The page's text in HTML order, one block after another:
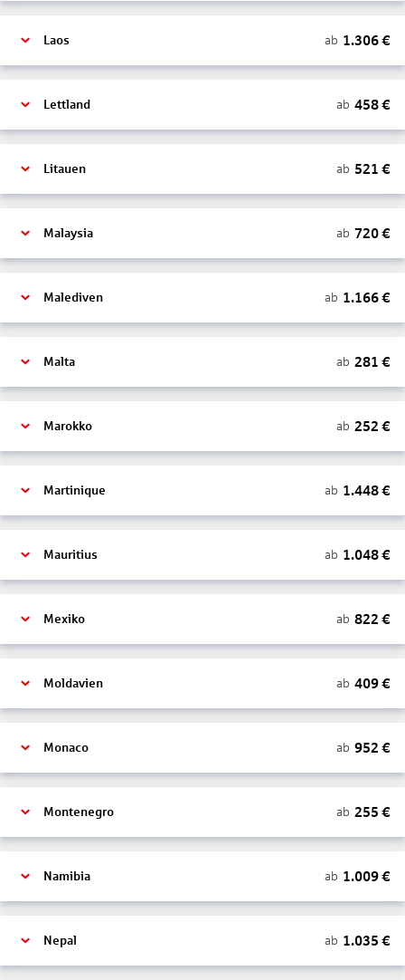
Laos ab 1.306€
Lettland ab 458€
Litauen ab 521 €
Malaysia ab 720€
Malediven ab 1.166€
Malta ab 281 €
Marokko ab 252 €
Martinique ab 1.448€
Mauritius ab 1.048€
Mexiko ab 822 €
Moldavien ab 409€
Monaco ab 952 €
Montenegro ab 255 €
Namibia ab 1.009€
Nepal ab 1.035 €